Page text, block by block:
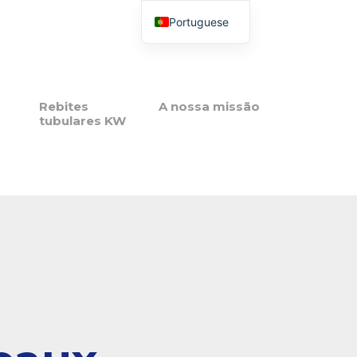
Rebites
tubulares KW
A nossa missão
Portuguese